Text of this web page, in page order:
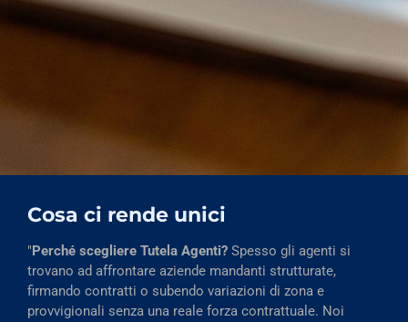
Cosa ci rende unici
" Perché scegliere Tutela Agenti? Spesso gli agenti si
trovano ad affrontare aziende mandanti strutturate,
firmando contratti o subendo variazioni di zona e
provvigionali senza una reale forza contrattuale. Noi